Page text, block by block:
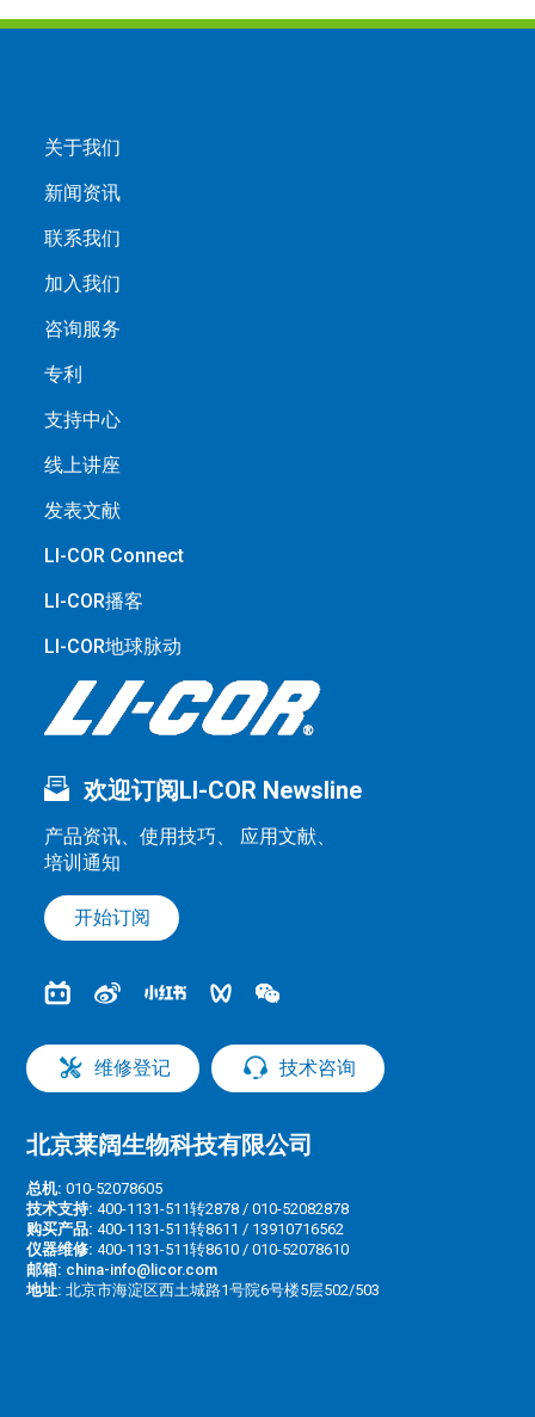
欢迎订阅LI-COR Newsline
产品资讯、使用技巧、 应用文献、
培训通知
开始订阅
关于我们
新闻资讯
联系我们
加入我们
咨询服务
专利
支持中心
线上讲座
发表文献
LI-COR Connect
LI-COR播客
LI-COR地球脉动
维修登记 技术咨询
北京莱阔生物科技有限公司
总机: 010-52078605
技术支持: 400-1131-511转2878 / 010-52082878
购买产品: 400-1131-511转8611 / 13910716562
仪器维修: 400-1131-511转8610 / 010-52078610
邮箱: china-info@licor.com
地址: 北京市海淀区西土城路1号院6号楼5层502/503